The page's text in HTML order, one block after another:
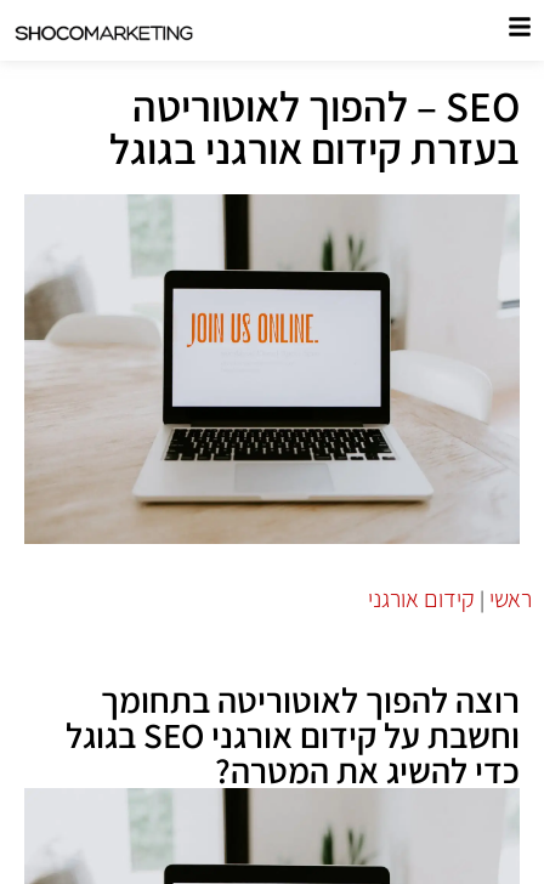
SEO – להפוך לאוטוריטה
בעזרת קידום אורגני בגוגל
ראשי | קידום אורגני
רוצה להפוך לאוטוריטה בתחומך
וחשבת על קידום אורגני SEO בגוגל
כדי להשיג את המטרה?